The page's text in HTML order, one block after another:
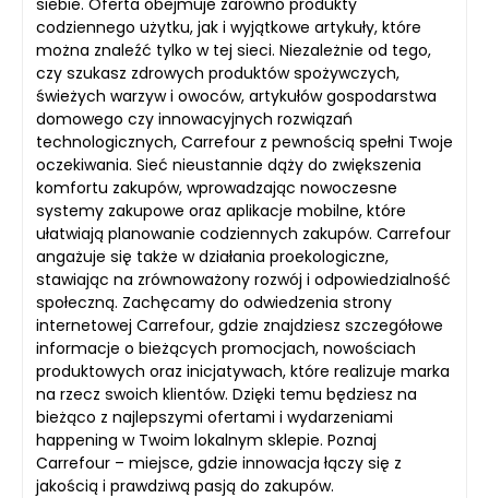
codziennego użytku, jak i wyjątkowe artykuły, które
można znaleźć tylko w tej sieci. Niezależnie od tego,
czy szukasz zdrowych produktów spożywczych,
świeżych warzyw i owoców, artykułów gospodarstwa
domowego czy innowacyjnych rozwiązań
technologicznych, Carrefour z pewnością spełni Twoje
oczekiwania. Sieć nieustannie dąży do zwiększenia
komfortu zakupów, wprowadzając nowoczesne
systemy zakupowe oraz aplikacje mobilne, które
ułatwiają planowanie codziennych zakupów. Carrefour
angażuje się także w działania proekologiczne,
stawiając na zrównoważony rozwój i odpowiedzialność
społeczną. Zachęcamy do odwiedzenia strony
internetowej Carrefour, gdzie znajdziesz szczegółowe
informacje o bieżących promocjach, nowościach
produktowych oraz inicjatywach, które realizuje marka
na rzecz swoich klientów. Dzięki temu będziesz na
bieżąco z najlepszymi ofertami i wydarzeniami
happening w Twoim lokalnym sklepie. Poznaj
Carrefour – miejsce, gdzie innowacja łączy się z
jakością i prawdziwą pasją do zakupów.